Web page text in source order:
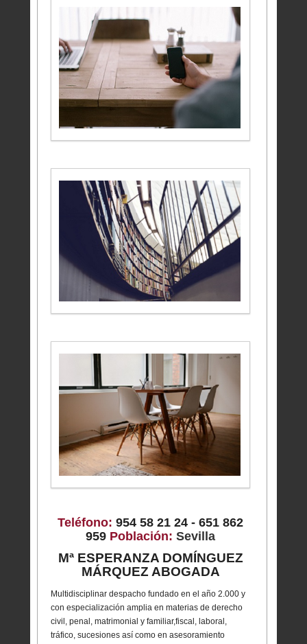
Teléfono:954 58 21 24 - 651 862
959 Población:Sevilla
Mª ESPERANZA DOMÍNGUEZ
MÁRQUEZ ABOGADA
Multidisciplinar despacho fundado en el año 2.000 y
con especialización amplia en materias de derecho
civil, penal, matrimonial y familiar,fiscal, laboral,
tráfico, sucesiones así como en asesoramiento